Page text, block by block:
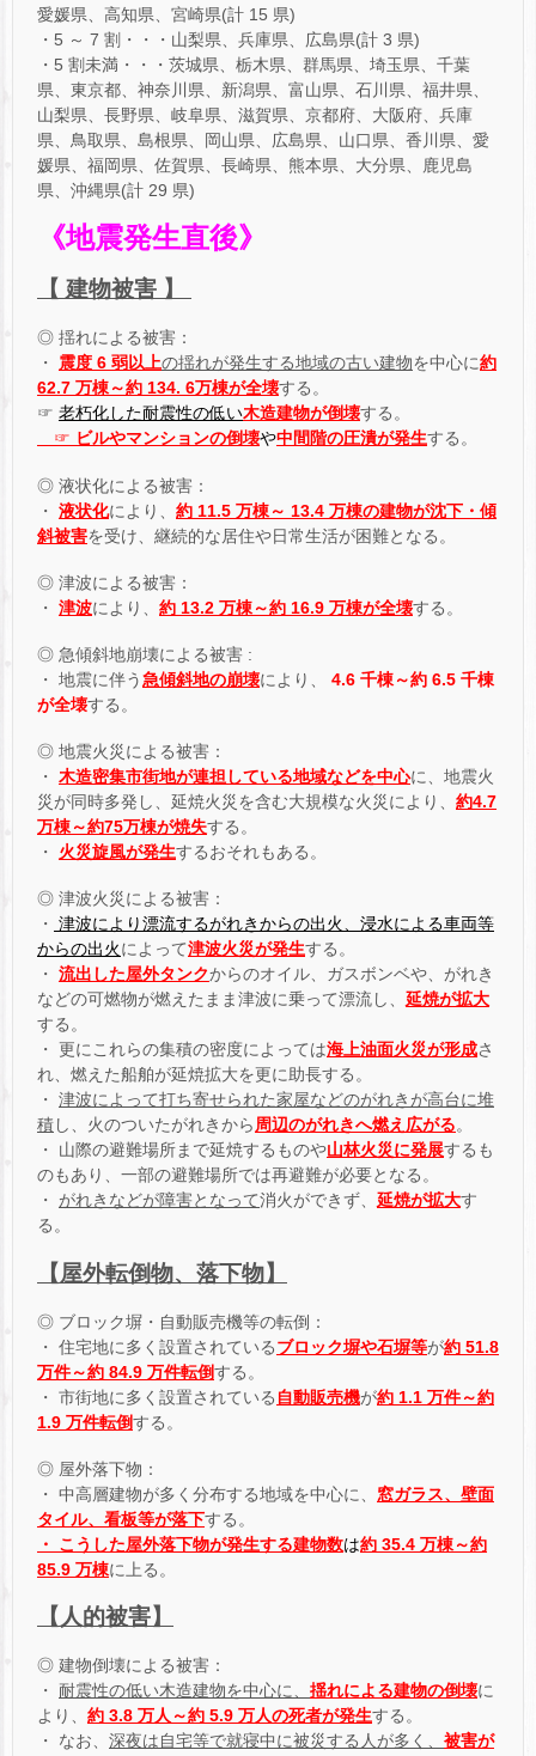
愛媛県、高知県、宮崎県(計 15 県)
・5 ～ 7 割・・・山梨県、兵庫県、広島県(計 3 県)
・5 割未満・・・茨城県、栃木県、群馬県、埼玉県、千葉
県、東京都、神奈川県、新潟県、富山県、石川県、福井県、
山梨県、長野県、岐阜県、滋賀県、京都府、大阪府、兵庫
県、鳥取県、島根県、岡山県、広島県、山口県、香川県、愛
媛県、福岡県、佐賀県、長崎県、熊本県、大分県、鹿児島
県、沖縄県(計 29 県)
《地震発生直後》
【 建物被害 】
◎ 揺れによる被害：
・ 震度 6 弱以上の揺れが発生する地域の古い建物を中心に約
62.7 万棟～約 134. 6万棟が全壊する。
☞ 老朽化した耐震性の低い木造建物が倒壊する。
☞ ビルやマンションの倒壊や中間階の圧潰が発生する。
◎ 液状化による被害：
・ 液状化により、 約 11.5 万棟～ 13.4 万棟の建物が沈下・傾
斜被害を受け、継続的な居住や日常生活が困難となる。
◎ 津波による被害：
・ 津波により、 約 13.2 万棟～約 16.9 万棟が全壊する。
◎ 急傾斜地崩壊による被害 :
・ 地震に伴う急傾斜地の崩壊により、 4.6 千棟～約 6.5 千棟
が全壊する。
◎ 地震火災による被害：
・ 木造密集市街地が連担している地域などを中心に、地震火
災が同時多発し、延焼火災を含む大規模な火災により、 約4.7
万棟～約75万棟が焼失する。
・ 火災旋風が発生するおそれもある。
◎ 津波火災による被害：
・ 津波により漂流するがれきからの出火、浸水による車両等
からの出火によって津波火災が発生する。
・ 流出した屋外タンクからのオイル、ガスボンベや、がれき
などの可燃物が燃えたまま津波に乗って漂流し、 延焼が拡大
する。
・ 更にこれらの集積の密度によっては海上油面火災が形成さ
れ、燃えた船舶が延焼拡大を更に助長する。
・ 津波によって打ち寄せられた家屋などのがれきが高台に堆
積し、火のついたがれきから周辺のがれきへ燃え広がる。
・ 山際の避難場所まで延焼するものや山林火災に発展するも
のもあり、一部の避難場所では再避難が必要となる。
・ がれきなどが障害となって消火ができず、 延焼が拡大す
る。
【屋外転倒物、落下物】
◎ ブロック塀・自動販売機等の転倒：
・ 住宅地に多く設置されているブロック塀や石塀等が約 51.8
万件～約 84.9 万件転倒する。
・ 市街地に多く設置されている 自動販売機が約 1.1 万件～約
1.9 万件転倒する。
◎ 屋外落下物：
・ 中高層建物が多く分布する地域を中心に、 窓ガラス、壁面
タイル、看板等が落下する。
・ こうした屋外落下物が発生する建物数は約 35.4 万棟～約
85.9 万棟に上る。
【人的被害】
◎ 建物倒壊による被害：
・ 耐震性の低い木造建物を中心に、 揺れによる建物の倒壊に
より、 約 3.8 万人～約 5.9 万人の死者が発生する。
・ なお、 深夜は自宅等で就寝中に被災する人が多く、 被害が